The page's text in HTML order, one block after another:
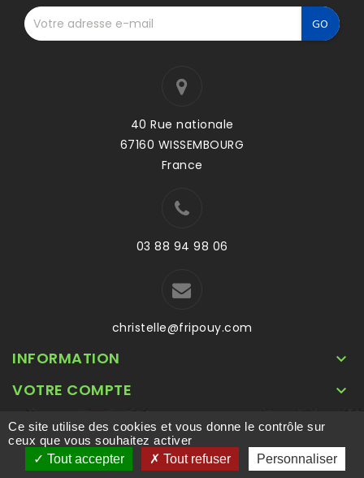
40 Rue nationale
67160 WISSEMBOURG
France
03 88 94 98 06
christelle@fripouy.com
INFORMATION 
VOTRE COMPTE 
© 2026 - Logiciel e-commerce par PrestaShop™
Ce site utilise des cookies et vous donne le contrôle sur
ceux que vous souhaitez activer
Tout accepter
Tout refuser Personnaliser